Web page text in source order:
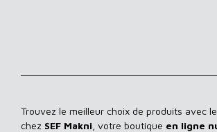
Trouvez le meilleur choix de produits avec
chez SEF Makni , votre boutique en ligne